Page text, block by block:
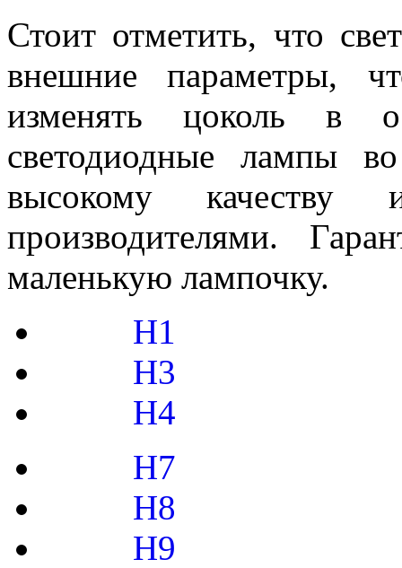
Стоит отметить, что
внешние параметры,
изменять цоколь в
светодиодные лампы во
высокому качеству
производителями.
маленькую лампочку.
H1
H3
H4
H7
H8
H9